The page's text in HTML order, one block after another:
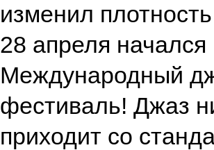
изменил
28 апреля начался
Международный
фестиваль! Джаз
приходит со